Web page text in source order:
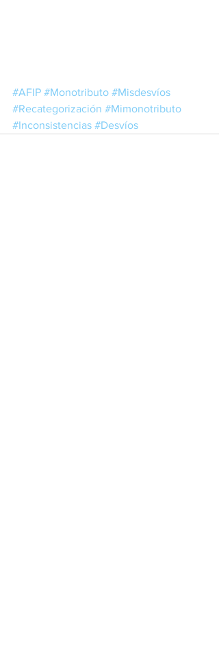
#AFIP #Monotributo #Misdesvíos
#Recategorización #Mimonotributo
#Inconsistencias #Desvíos